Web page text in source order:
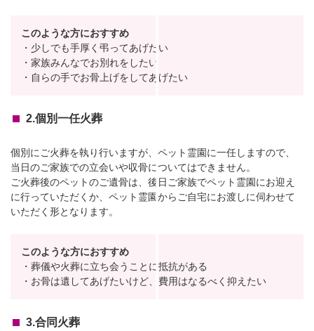
このような方におすすめ
・少しでも手厚く弔ってあげたい
・家族みんなでお別れをしたい
・自らの手でお骨上げをしてあげたい
2.個別一任火葬
個別にご火葬を執り行いますが、ペット霊園に一任しますので、
当日のご家族での立会いや収骨についてはできません。
ご火葬後のペットのご遺骨は、後日ご家族でペット霊園にお迎え
に行っていただくか、ペット霊園からご自宅にお渡しに伺わせて
いただく形となります。
このような方におすすめ
・葬儀や火葬に立ち会うことに抵抗がある
・お骨は遺してあげたいけど、費用はなるべく抑えたい
3.合同火葬